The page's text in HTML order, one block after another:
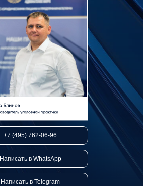
Написать в Telegram
Написать в WhatsApp
+7 (495) 762-06-96